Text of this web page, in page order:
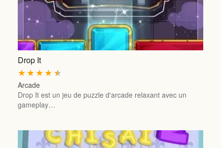
Drop It
★
★
★
★
★
Arcade
Drop It est un jeu de puzzle d'arcade relaxant avec un
gameplay…